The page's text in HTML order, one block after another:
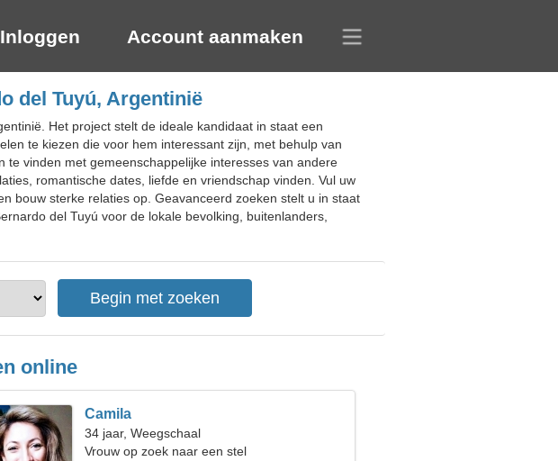
Inloggen Account aanmaken
del Tuyú, Argentinië
Het project stelt de ideale kandidaat in staat een
te kiezen die voor hem interessant zijn, met behulp van
vinden met gemeenschappelijke interesses van andere
romantische dates, liefde en vriendschap vinden. Vul uw
bouw sterke relaties op. Geavanceerd zoeken stelt u in staat
del Tuyú voor de lokale bevolking, buitenlanders,
online
Camila
34 jaar, Weegschaal
Vrouw op zoek naar een stel